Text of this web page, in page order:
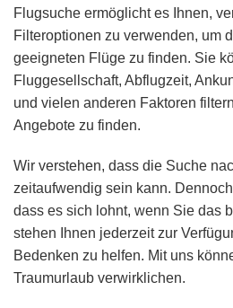
Flugsuche ermöglicht es Ihnen,
Filteroptionen zu verwenden, um
geeigneten Flüge zu finden. Sie
Fluggesellschaft, Abflugzeit,
und vielen anderen Faktoren
Angebote zu finden.
Wir verstehen, dass die Suche
zeitaufwendig sein kann.
dass es sich lohnt, wenn Sie das
stehen Ihnen jederzeit zur
Bedenken zu helfen. Mit uns
Traumurlaub verwirklichen.